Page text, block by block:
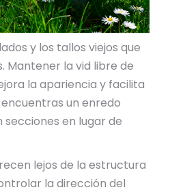
y los tallos viejos que
Mantener la vid libre de
la apariencia y facilita
encuentras un enredo
en lugar de
lejos de la estructura
la dirección del